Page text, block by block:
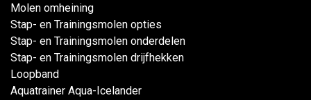
Molen omheining
Stap- en Trainingsmolen opties
Stap- en Trainingsmolen onderdelen
Stap- en Trainingsmolen drijfhekken
Loopband
Aquatrainer Aqua-Icelander